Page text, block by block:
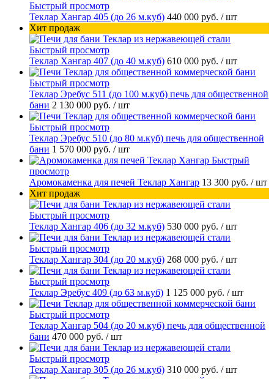
Быстрый просмотр
Теклар Хангар 405 (до 26 м.куб) 440 000 руб. / шт
Хит продаж
Быстрый просмотр
Теклар Хангар 407 (до 40 м.куб) 610 000 руб. / шт
Быстрый просмотр
Теклар Эребус 511 (до 100 м.куб) печь для общественной
бани 2 130 000 руб. / шт
Быстрый просмотр
Теклар Эребус 510 (до 80 м.куб) печь для общественной
бани 1 570 000 руб. / шт
Быстрый
просмотр
Аромокаменка для печей Теклар Хангар 13 300 руб. / шт
Хит продаж
Быстрый просмотр
Теклар Хангар 406 (до 32 м.куб) 530 000 руб. / шт
Быстрый просмотр
Теклар Хангар 304 (до 20 м.куб) 268 000 руб. / шт
Быстрый просмотр
Теклар Эребус 409 (до 63 м.куб) 1 125 000 руб. / шт
Быстрый просмотр
Теклар Хангар 504 (до 20 м.куб) печь для общественной
бани 470 000 руб. / шт
Быстрый просмотр
Теклар Хангар 305 (до 26 м.куб) 310 000 руб. / шт